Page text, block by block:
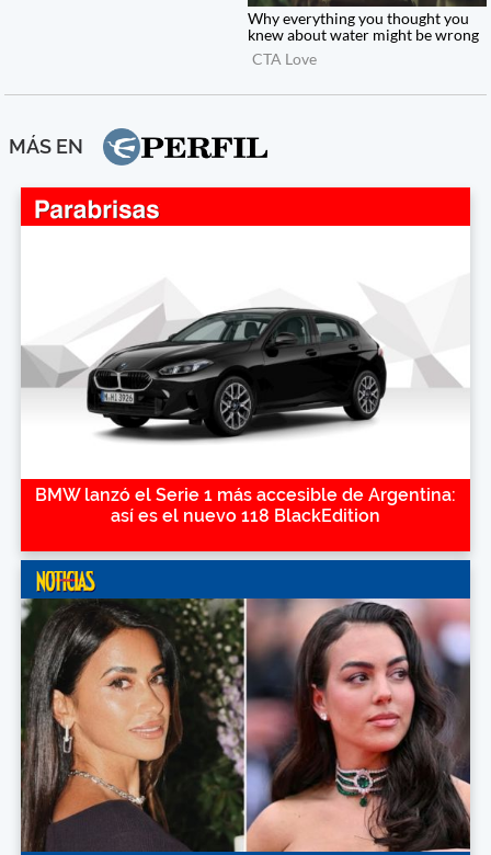
MÁS EN
BMW lanzó el Serie 1 más accesible de Argentina:
así es el nuevo 118 BlackEdition